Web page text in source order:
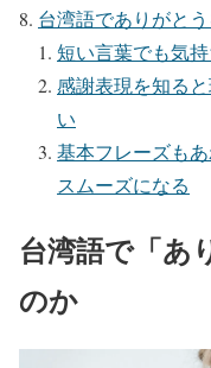
台湾語でありがと
短い言葉でも気
感謝表現を知る
い
基本フレーズも
スムーズになる
台湾語で「あ
のか